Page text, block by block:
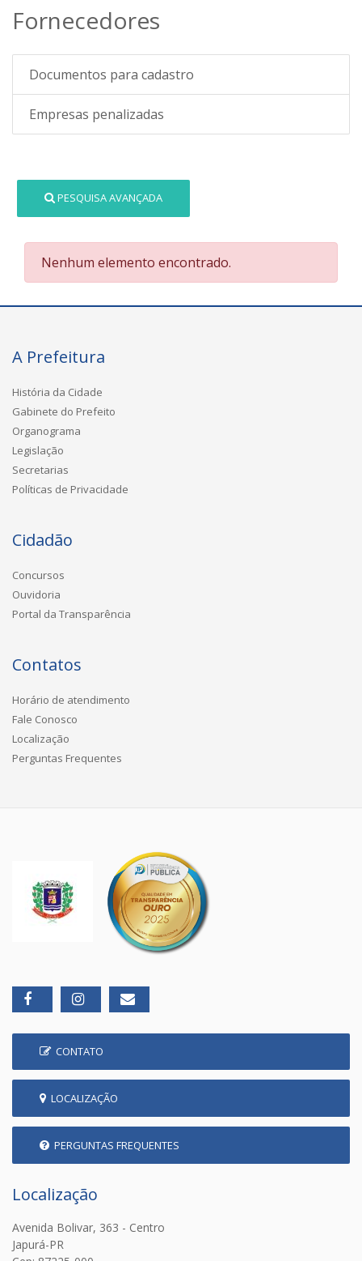
Fornecedores
Documentos para cadastro
Empresas penalizadas
PESQUISA AVANÇADA
Nenhum elemento encontrado.
A Prefeitura
História da Cidade
Gabinete do Prefeito
Organograma
Legislação
Secretarias
Políticas de Privacidade
Cidadão
Concursos
Ouvidoria
Portal da Transparência
Contatos
Horário de atendimento
Fale Conosco
Localização
Perguntas Frequentes
CONTATO
LOCALIZAÇÃO
PERGUNTAS FREQUENTES
Localização
Avenida Bolivar, 363 - Centro
Japurá-PR